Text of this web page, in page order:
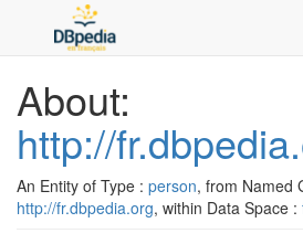
About:
http://
An Entity of Type : person, from Named
http://fr.dbpedia.org, within Data Space :